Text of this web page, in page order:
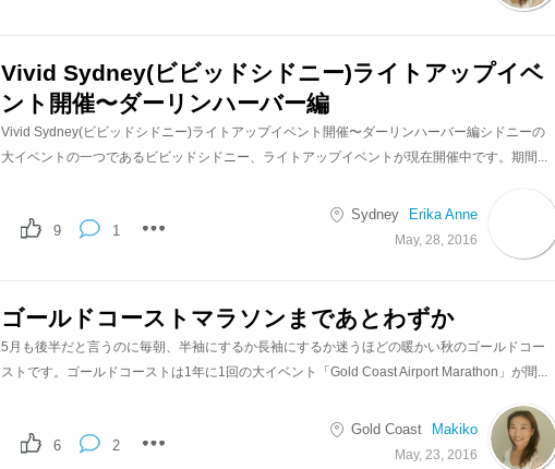
Vivid Sydney(ビビッドシドニー)ライトアップイベ
ント開催〜ダーリンハーバー編
Vivid Sydney(ビビッドシドニー)ライトアップイベント開催〜ダーリンハーバー編シドニーの
大イベントの一つであるビビッドシドニー、ライトアップイベントが現在開催中です。期間...
Sydney Erika Anne
May, 28, 2016
1
9
ゴールドコーストマラソンまであとわずか
5月も後半だと言うのに毎朝、半袖にするか長袖にするか迷うほどの暖かい秋のゴールドコー
ストです。ゴールドコーストは1年に1回の大イベント「Gold Coast Airport Marathon」が間...
Gold Coast Makiko
May, 23, 2016
2
6